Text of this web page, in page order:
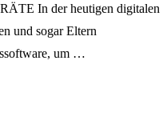
In der heutigen digitalen
und sogar Eltern
um …